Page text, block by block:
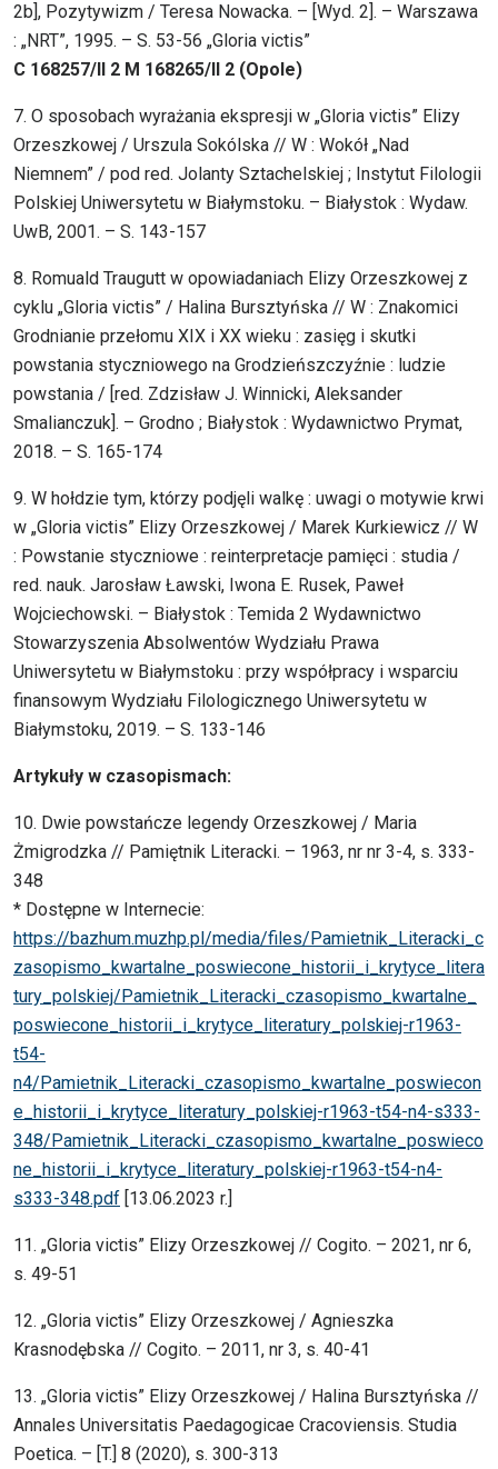
2b], Pozytywizm / Teresa Nowacka. – [Wyd. 2]. – Warszawa
: „NRT”, 1995. – S. 53-56 „Gloria victis”
C 168257/II 2 M 168265/II 2 (Opole)
7. O sposobach wyrażania ekspresji w „Gloria victis” Elizy
Orzeszkowej / Urszula Sokólska // W : Wokół „Nad
Niemnem” / pod red. Jolanty Sztachelskiej ; Instytut Filologii
Polskiej Uniwersytetu w Białymstoku. – Białystok : Wydaw.
UwB, 2001. – S. 143-157
8. Romuald Traugutt w opowiadaniach Elizy Orzeszkowej z
cyklu „Gloria victis” / Halina Bursztyńska // W : Znakomici
Grodnianie przełomu XIX i XX wieku : zasięg i skutki
powstania styczniowego na Grodzieńszczyźnie : ludzie
powstania / [red. Zdzisław J. Winnicki, Aleksander
Smalianczuk]. – Grodno ; Białystok : Wydawnictwo Prymat,
2018. – S. 165-174
9. W hołdzie tym, którzy podjęli walkę : uwagi o motywie krwi
w „Gloria victis” Elizy Orzeszkowej / Marek Kurkiewicz // W
: Powstanie styczniowe : reinterpretacje pamięci : studia /
red. nauk. Jarosław Ławski, Iwona E. Rusek, Paweł
Wojciechowski. – Białystok : Temida 2 Wydawnictwo
Stowarzyszenia Absolwentów Wydziału Prawa
Uniwersytetu w Białymstoku : przy współpracy i wsparciu
finansowym Wydziału Filologicznego Uniwersytetu w
Białymstoku, 2019. – S. 133-146
Artykuły w czasopismach:
10. Dwie powstańcze legendy Orzeszkowej / Maria
Żmigrodzka // Pamiętnik Literacki. – 1963, nr nr 3-4, s. 333-
348
* Dostępne w Internecie:
https://bazhum.muzhp.pl/media/files/Pamietnik_Literacki_c
zasopismo_kwartalne_poswiecone_historii_i_krytyce_litera
tury_polskiej/Pamietnik_Literacki_czasopismo_kwartalne_
poswiecone_historii_i_krytyce_literatury_polskiej-r1963-
t54-
n4/Pamietnik_Literacki_czasopismo_kwartalne_poswiecon
e_historii_i_krytyce_literatury_polskiej-r1963-t54-n4-s333-
348/Pamietnik_Literacki_czasopismo_kwartalne_poswieco
ne_historii_i_krytyce_literatury_polskiej-r1963-t54-n4-
s333-348.pdf [13.06.2023 r.]
11. „Gloria victis” Elizy Orzeszkowej // Cogito. – 2021, nr 6,
s. 49-51
12. „Gloria victis” Elizy Orzeszkowej / Agnieszka
Krasnodębska // Cogito. – 2011, nr 3, s. 40-41
13. „Gloria victis” Elizy Orzeszkowej / Halina Bursztyńska //
Annales Universitatis Paedagogicae Cracoviensis. Studia
Poetica. – [T.] 8 (2020), s. 300-313